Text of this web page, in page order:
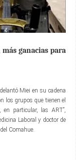
ganacias para
Miei en su cadena
los grupos que tienen el
particular, las ART”,
Laboral y doctor de
Comahue.